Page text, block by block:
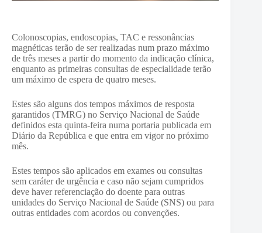
Colonoscopias, endoscopias, TAC e ressonâncias
magnéticas terão de ser realizadas num prazo máximo
de três meses a partir do momento da indicação clínica,
enquanto as primeiras consultas de especialidade terão
um máximo de espera de quatro meses.
Estes são alguns dos tempos máximos de resposta
garantidos (TMRG) no Serviço Nacional de Saúde
definidos esta quinta-feira numa portaria publicada em
Diário da República e que entra em vigor no próximo
mês.
Estes tempos são aplicados em exames ou consultas
sem caráter de urgência e caso não sejam cumpridos
deve haver referenciação do doente para outras
unidades do Serviço Nacional de Saúde (SNS) ou para
outras entidades com acordos ou convenções.